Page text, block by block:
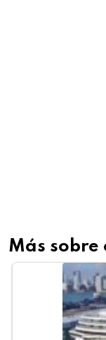
Más sobre